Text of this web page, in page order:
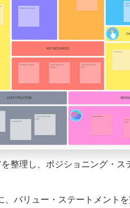
整理し、ポジショニング・ス
バリュー・ステートメント